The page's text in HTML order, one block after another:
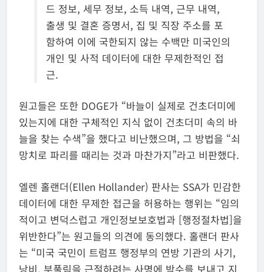
드 정보, 세무 정보, 소득 내역, 근무 내역,
출생 및 결혼 증명서, 집 및 직장 주소를 포
함하여 이에 국한되지 않는 수백만 미국인의
개인 및 사적 데이터에 대한 무제한적인 접
근.
원고들은 또한 DOGE가 “바늘이 실제로 건초더미에
있는지에 대한 구체적인 지식 없이 건초더미 속의 바
늘을 찾는 수색”을 했다고 비난했으며, 그 방법을 “쇠
망치로 파리를 때리는 것과 마찬가지”라고 비판했다.
엘렌 홀랜더(Ellen Hollander) 판사는 SSA가 민감한
데이터에 대한 무제한 접근을 허용하는 행위는 “임의
적이고 변덕스럽고 개인정보보호법과 [행정절차법]을
위반한다”는 원고들의 의견에 동의했다. 홀랜더 판사
는 “미국 국민이 트럼프 행정부의 연방 기관의 사기,
낭비, 부풀림을 근절하려는 사명에 박수를 보내고 지